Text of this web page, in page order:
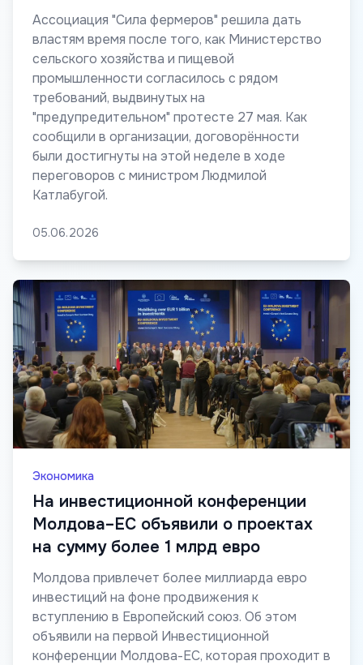
Ассоциация "Сила фермеров" решила дать
властям время после того, как Министерство
сельского хозяйства и пищевой
промышленности согласилось с рядом
требований, выдвинутых на
"предупредительном" протесте 27 мая. Как
сообщили в организации, договорённости
были достигнуты на этой неделе в ходе
переговоров с министром Людмилой
Катлабугой.
05.06.2026
Экономика
На инвестиционной конференции
Молдова–ЕС объявили о проектах
на сумму более 1 млрд евро
Молдова привлечет более миллиарда евро
инвестиций на фоне продвижения к
вступлению в Европейский союз. Об этом
объявили на первой Инвестиционной
конференции Молдова-ЕС, которая проходит в